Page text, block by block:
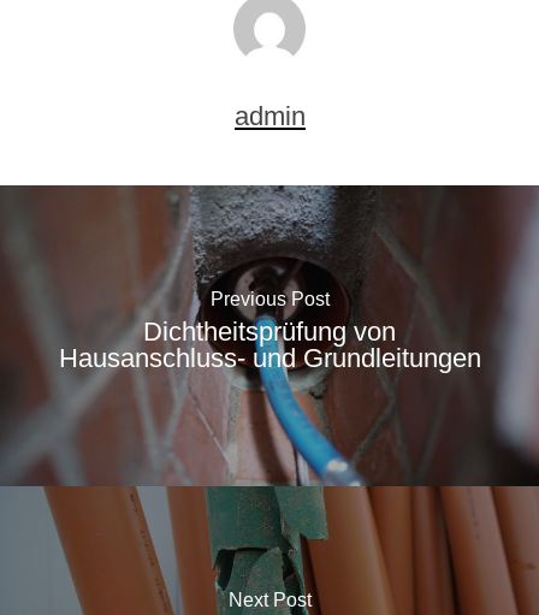
admin
Previous Post
Dichtheitsprüfung von
Hausanschluss- und Grundleitungen
Next Post